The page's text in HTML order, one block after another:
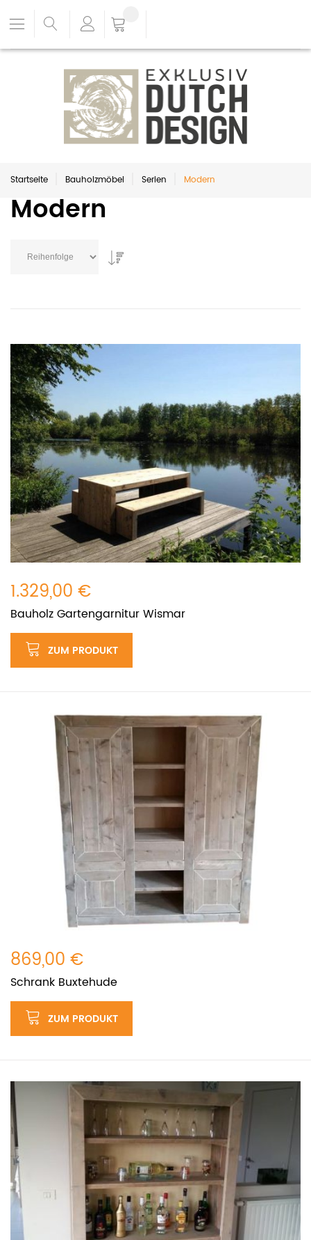
Startseite Bauholzmöbel Serien Modern
Modern
1.329,00 €
Bauholz Gartengarnitur Wismar
ZUM PRODUKT
869,00 €
Schrank Buxtehude
ZUM PRODUKT